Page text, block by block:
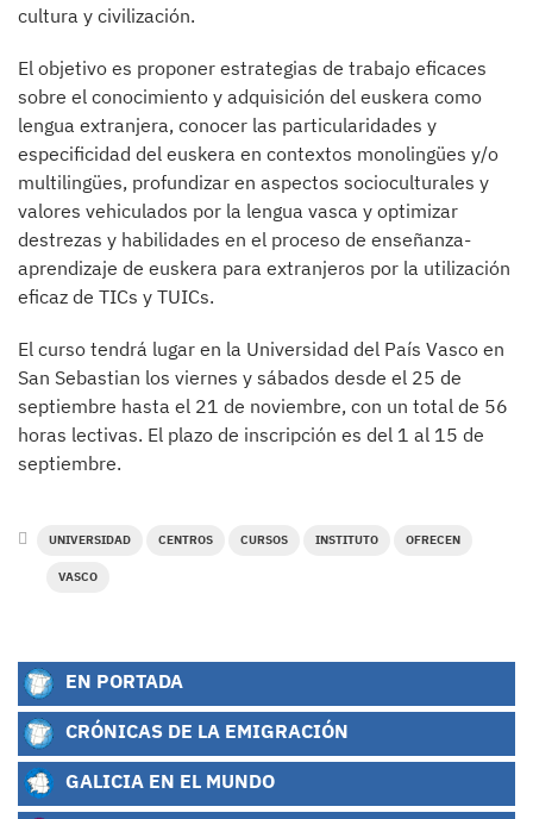
cultura y civilización.
El objetivo es proponer estrategias de trabajo eficaces
sobre el conocimiento y adquisición del euskera como
lengua extranjera, conocer las particularidades y
especificidad del euskera en contextos monolingües y/o
multilingües, profundizar en aspectos socioculturales y
valores vehiculados por la lengua vasca y optimizar
destrezas y habilidades en el proceso de enseñanza-
aprendizaje de euskera para extranjeros por la utilización
eficaz de TICs y TUICs.
El curso tendrá lugar en la Universidad del País Vasco en
San Sebastian los viernes y sábados desde el 25 de
septiembre hasta el 21 de noviembre, con un total de 56
horas lectivas. El plazo de inscripción es del 1 al 15 de
septiembre.
UNIVERSIDAD CENTROS CURSOS INSTITUTO OFRECEN
VASCO
EN PORTADA
CRÓNICAS DE LA EMIGRACIÓN
GALICIA EN EL MUNDO